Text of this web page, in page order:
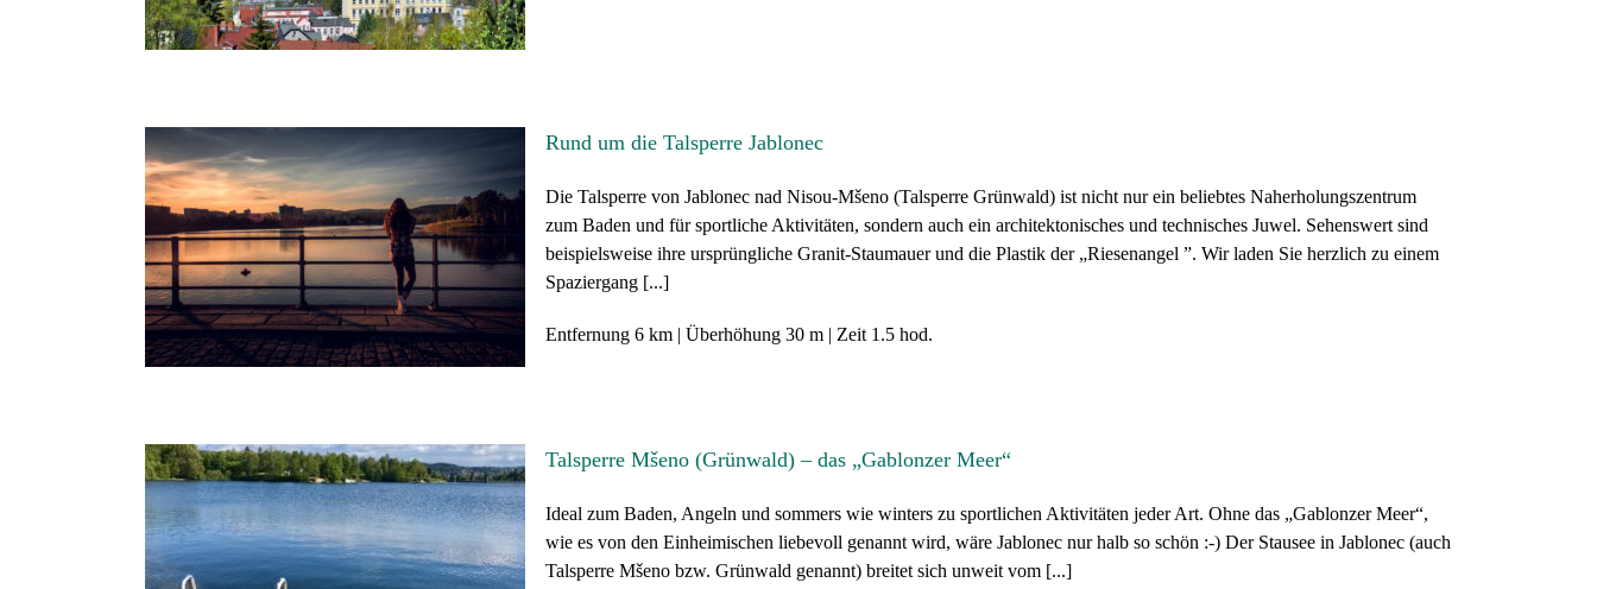
Rund um die Talsperre Jablonec
Die Talsperre von Jablonec nad Nisou-Mšeno (Talsperre Grünwald) ist nicht nur ein beliebtes Naherholungszentrum
zum Baden und für sportliche Aktivitäten, sondern auch ein architektonisches und technisches Juwel. Sehenswert sind
beispielsweise ihre ursprüngliche Granit-Staumauer und die Plastik der „Riesenangel ”. Wir laden Sie herzlich zu einem
Spaziergang [...]
Entfernung 6 km Überhöhung 30 m Zeit 1.5 hod.
Talsperre Mšeno (Grünwald) – das „Gablonzer Meer“
Ideal zum Baden, Angeln und sommers wie winters zu sportlichen Aktivitäten jeder Art. Ohne das „Gablonzer Meer“,
wie es von den Einheimischen liebevoll genannt wird, wäre Jablonec nur halb so schön :-) Der Stausee in Jablonec (auch
Talsperre Mšeno bzw. Grünwald genannt) breitet sich unweit vom [...]